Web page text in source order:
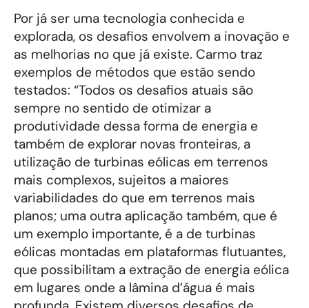
Por já ser uma tecnologia conhecida e
explorada, os desafios envolvem a inovação e
as melhorias no que já existe. Carmo traz
exemplos de métodos que estão sendo
testados: “Todos os desafios atuais são
sempre no sentido de otimizar a
produtividade dessa forma de energia e
também de explorar novas fronteiras, a
utilização de turbinas eólicas em terrenos
mais complexos, sujeitos a maiores
variabilidades do que em terrenos mais
planos; uma outra aplicação também, que é
um exemplo importante, é a de turbinas
eólicas montadas em plataformas flutuantes,
que possibilitam a extração de energia eólica
em lugares onde a lâmina d’água é mais